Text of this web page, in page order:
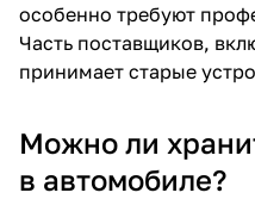
особенно требуют
Часть поставщиков,
принимает старые
Можно ли
в автомобиле?